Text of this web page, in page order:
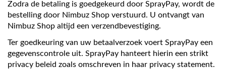
Zodra de betaling is goedgekeurd door SprayPay, wordt de
bestelling door Nimbuz Shop verstuurd. U ontvangt van
Nimbuz Shop altijd een verzendbevestiging.
Ter goedkeuring van uw betaalverzoek voert SprayPay een
gegevenscontrole uit. SprayPay hanteert hierin een strikt
privacy beleid zoals omschreven in haar privacy statement.